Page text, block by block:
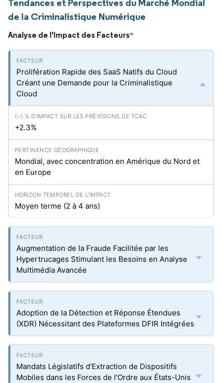
Tendances et Perspectives du Marché Mondial
de la Criminalistique Numérique
Analyse de l'Impact des Facteurs*
Prolifération Rapide des SaaS Natifs du Cloud
Créant une Demande pour la Criminalistique
Cloud
+2.3%
Mondial, avec concentration en Amérique du Nord et
en Europe
Moyen terme (2 à 4 ans)
Augmentation de la Fraude Facilitée par les
Hypertrucages Stimulant les Besoins en Analyse
Multimédia Avancée
Adoption de la Détection et Réponse Étendues
(XDR) Nécessitant des Plateformes DFIR Intégrées
Mandats Législatifs d'Extraction de Dispositifs
Mobiles dans les Forces de l'Ordre aux États-Unis